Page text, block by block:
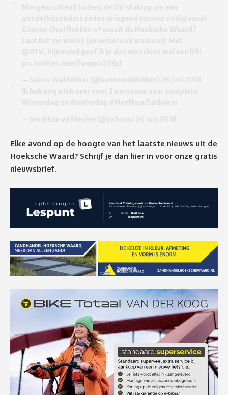
Elke avond op de hoogte van het laatste nieuws uit de
Hoeksche Waard? Schrijf je dan hier in voor onze gratis
nieuwsbrief.